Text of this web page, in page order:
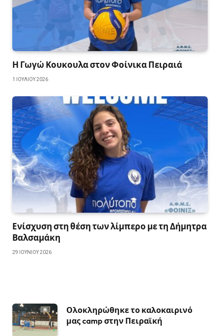
Η Γωγώ Κουκουλα στον Φοίνικα Πειραιά
1 ΙΟΥΛΊΟΥ 2026
Ενίσχυση στη θέση των λίμπερο με τη Δήμητρα
Βαλσαμάκη
29 ΙΟΥΝΊΟΥ 2026
Ολοκληρώθηκε το καλοκαιρινό
μας camp στην Πειραϊκή